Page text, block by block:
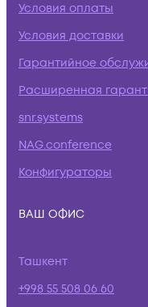
Условия оплаты
Условия доставки
Гарантийное
Расширенная
snr.systems
NAG.conference
Конфигураторы
ВАШ ОФИС
Ташкент
+998 55 508 06 60